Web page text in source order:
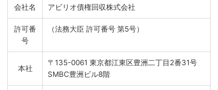
会社名 アビリオ債権回収株式会社
許可番
号
（法務大臣 許可番号 第5号）
本社
〒135-0061 東京都江東区豊洲二丁目2番31号
SMBC豊洲ビル8階